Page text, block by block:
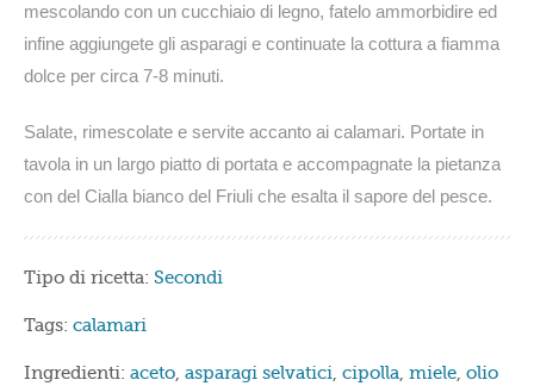
mescolando con un cucchiaio di legno, fatelo ammorbidire ed
infine aggiungete gli asparagi e continuate la cottura a fiamma
dolce per circa 7-8 minuti.
Salate, rimescolate e servite accanto ai calamari. Portate in
tavola in un largo piatto di portata e accompagnate la pietanza
con del Cialla bianco del Friuli che esalta il sapore del pesce.
Tipo di ricetta: Secondi
Tags: calamari
Ingredienti: aceto, asparagi selvatici, cipolla, miele, olio